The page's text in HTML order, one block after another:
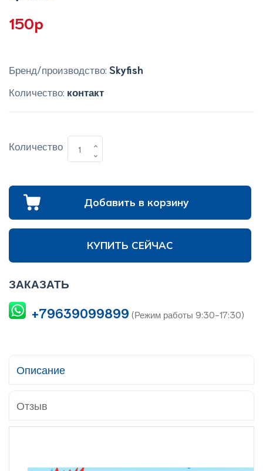
150p
Бренд/производство: Skyfish
Количество: контакт
Количество
Добавить в корзину
КУПИТЬ СЕЙЧАС
ЗАКАЗАТЬ
+79639099899 (Режим работы 9:30-17:30)
Описание
Отзыв